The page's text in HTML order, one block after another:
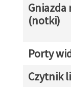
Gniazda
(notki)
Porty
Czytnik